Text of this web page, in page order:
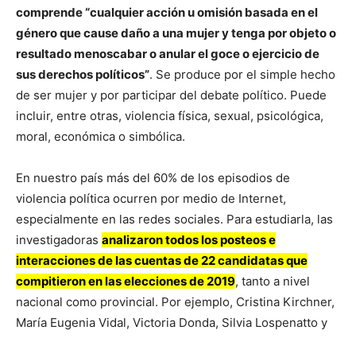
comprende “cualquier acción u omisión basada en el
género que cause daño a una mujer y tenga por objeto o
resultado menoscabar o anular el goce o ejercicio de
sus derechos políticos”. Se produce por el simple hecho
de ser mujer y por participar del debate político. Puede
incluir, entre otras, violencia física, sexual, psicológica,
moral, económica o simbólica.
En nuestro país más del 60% de los episodios de
violencia política ocurren por medio de Internet,
especialmente en las redes sociales. Para estudiarla, las
investigadoras analizaron todos los posteos e
interacciones de las cuentas de 22 candidatas que
compitieron en las elecciones de 2019, tanto a nivel
nacional como provincial. Por ejemplo, Cristina Kirchner,
María Eugenia Vidal, Victoria Donda, Silvia Lospenatto y